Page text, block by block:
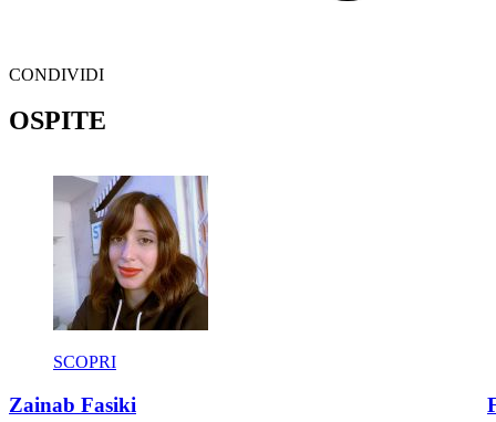
CONDIVIDI
OSPITE
SCOPRI
Zainab Fasiki